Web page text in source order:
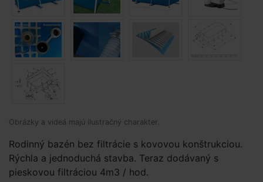
Obrázky a videá majú ilustračný charakter.
Rodinný bazén bez filtrácie s kovovou konštrukciou.
Rýchla a jednoduchá stavba. Teraz dodávaný s
pieskovou filtráciou 4m3 / hod.